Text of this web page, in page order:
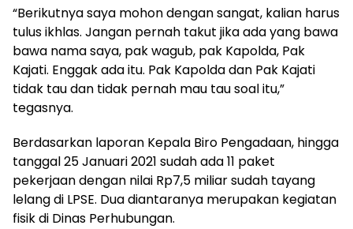
“Berikutnya saya mohon dengan sangat, kalian harus
tulus ikhlas. Jangan pernah takut jika ada yang bawa
bawa nama saya, pak wagub, pak Kapolda, Pak
Kajati. Enggak ada itu. Pak Kapolda dan Pak Kajati
tidak tau dan tidak pernah mau tau soal itu,”
tegasnya.
Berdasarkan laporan Kepala Biro Pengadaan, hingga
tanggal 25 Januari 2021 sudah ada 11 paket
pekerjaan dengan nilai Rp7,5 miliar sudah tayang
lelang di LPSE. Dua diantaranya merupakan kegiatan
fisik di Dinas Perhubungan.